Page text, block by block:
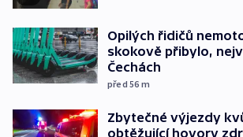
Opilých řidičů
skokově přibylo,
Čechách
před 56 m
Zbytečné výjezdy
obtěžující hovory